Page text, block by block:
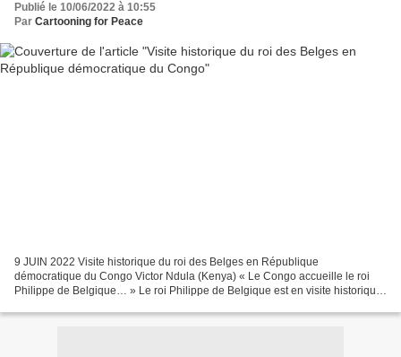
Publié le 10/06/2022 à 10:55
Par Cartooning for Peace
9 JUIN 2022 Visite historique du roi des Belges en République
démocratique du Congo Victor Ndula (Kenya) « Le Congo accueille le roi
Philippe de Belgique… » Le roi Philippe de Belgique est en visite historique,